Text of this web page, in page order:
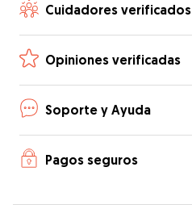
Cuidadores verificados
Opiniones verificadas
Soporte y Ayuda
Pagos seguros